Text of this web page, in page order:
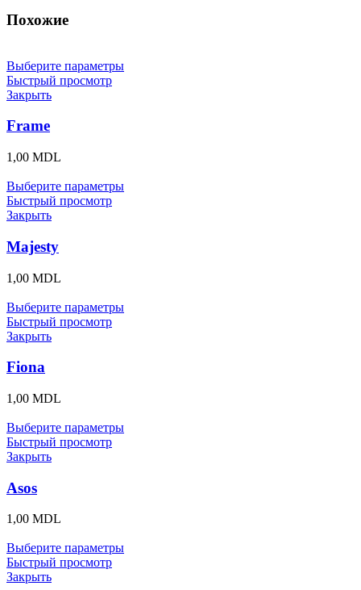
Похожие
Выберите параметры
Быстрый просмотр
Закрыть
Frame
1,00 MDL
Выберите параметры
Быстрый просмотр
Закрыть
Majesty
1,00 MDL
Выберите параметры
Быстрый просмотр
Закрыть
Fiona
1,00 MDL
Выберите параметры
Быстрый просмотр
Закрыть
Asos
1,00 MDL
Выберите параметры
Быстрый просмотр
Закрыть